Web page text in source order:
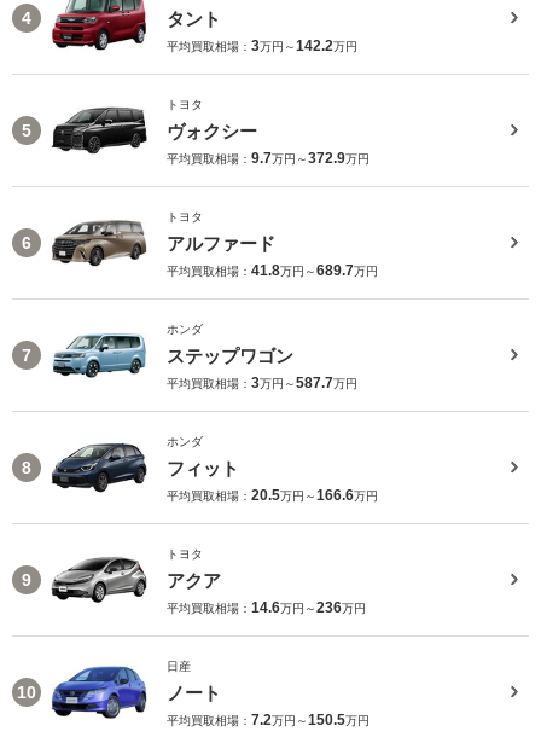
4 タント
平均買取相場： 3万円～142.2万円
5
トヨタ
ヴォクシー
平均買取相場： 9.7万円～372.9万円
6
トヨタ
アルファード
平均買取相場： 41.8万円～689.7万円
7
ホンダ
ステップワゴン
平均買取相場： 3万円～587.7万円
8
ホンダ
フィット
平均買取相場： 20.5万円～166.6万円
9
トヨタ
アクア
平均買取相場： 14.6万円～236万円
10
日産
ノート
平均買取相場： 7.2万円～150.5万円